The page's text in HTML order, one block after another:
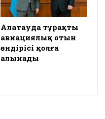
Алатауда тұрақты
авиациялық отын
өндірісі қолға
алынады